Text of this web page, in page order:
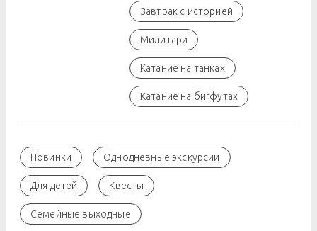
Завтрак с историей
Милитари
Катание на танках
Катание на бигфутах
Новинки Однодневные экскурсии
Для детей Квесты
Семейные выходные